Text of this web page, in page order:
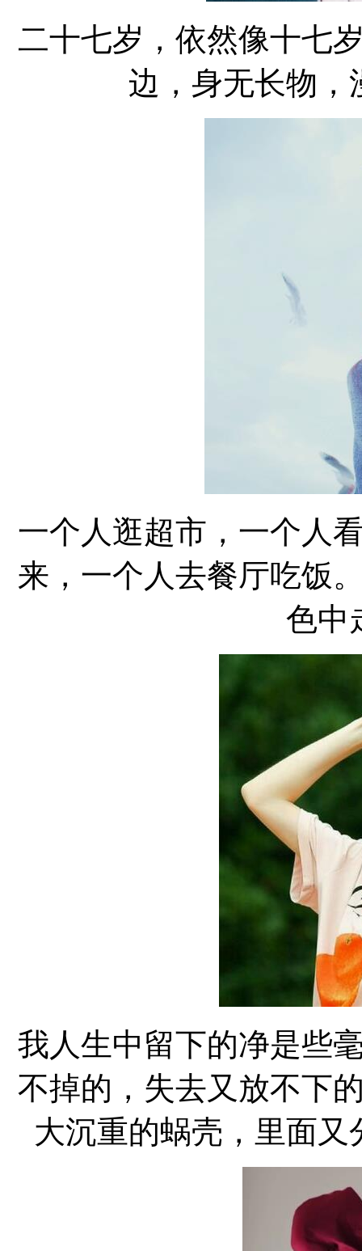
二十七岁，依然像十七
边，身无长物，
一个人逛超市，一个人
来，一个人去餐厅吃饭
色中
我人生中留下的净是些
不掉的，失去又放不下
大沉重的蜗壳，里面